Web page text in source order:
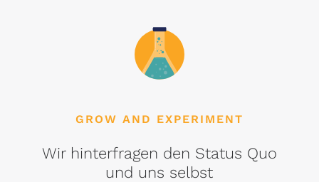
GROW AND EXPERIMENT
Wir hinterfragen den Status Quo
und uns selbst